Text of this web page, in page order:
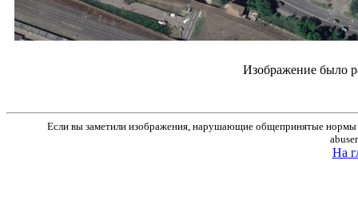
Изображение было
Если вы заметили изображения, нарушающие общепринятые нормы
На